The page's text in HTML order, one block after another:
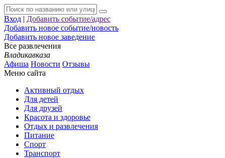
Вход | Добавить событие/адрес
Добавить новое событие/новость
Добавить новое заведение
Все развлечения
Владикавказа
Афиша Новости Отзывы
Меню сайта
Активный отдых
Для детей
Для друзей
Красота и здоровье
Отдых и развлечения
Питание
Спорт
Транспорт